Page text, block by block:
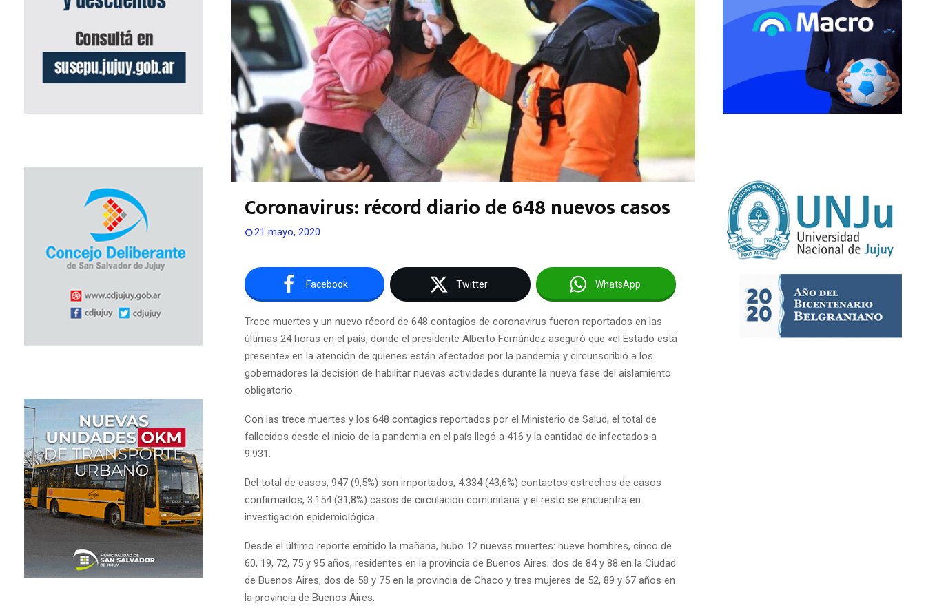
Coronavirus: récord diario de 648 nuevos casos
21 mayo, 2020
Facebook Twitter WhatsApp
Trece muertes y un nuevo récord de 648 contagios de coronavirus fueron reportados en las
últimas 24 horas en el país, donde el presidente Alberto Fernández aseguró que «el Estado está
presente» en la atención de quienes están afectados por la pandemia y circunscribió a los
gobernadores la decisión de habilitar nuevas actividades durante la nueva fase del aislamiento
obligatorio.
Con las trece muertes y los 648 contagios reportados por el Ministerio de Salud, el total de
fallecidos desde el inicio de la pandemia en el país llegó a 416 y la cantidad de infectados a
9.931.
Del total de casos, 947 (9,5%) son importados, 4.334 (43,6%) contactos estrechos de casos
confirmados, 3.154 (31,8%) casos de circulación comunitaria y el resto se encuentra en
investigación epidemiológica.
Desde el último reporte emitido la mañana, hubo 12 nuevas muertes: nueve hombres, cinco de
60, 19, 72, 75 y 95 años, residentes en la provincia de Buenos Aires; dos de 84 y 88 en la Ciudad
de Buenos Aires; dos de 58 y 75 en la provincia de Chaco y tres mujeres de 52, 89 y 67 años en
la provincia de Buenos Aires.